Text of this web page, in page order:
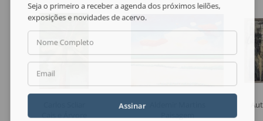
Cais e Árvore
Paisagem
Seja o primeiro a receber a agenda dos próximos leilões,
exposições e novidades de acervo.
Nome Completo
Email
Assinar